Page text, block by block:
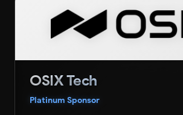
OSIX Tech
Platinum Sponsor